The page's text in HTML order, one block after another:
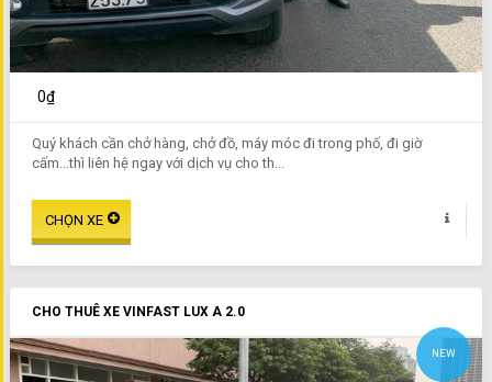
0₫
Quý khách cần chở hàng, chở đồ, máy móc đi trong phố, đi giờ
cấm...thì liên hệ ngay với dịch vụ cho th...
CHO THUÊ XE VINFAST LUX A 2.0
NEW